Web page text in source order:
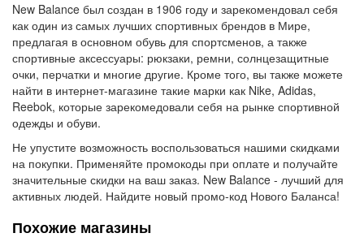
New Balance был создан в 1906 году и зарекомендовал себя
как один из самых лучших спортивных брендов в Мире,
предлагая в основном обувь для спортсменов, а также
спортивные аксессуары: рюкзаки, ремни, солнцезащитные
очки, перчатки и многие другие. Кроме того, вы также можете
найти в интернет-магазине такие марки как Nike, Adidas,
Reebok, которые зарекомедовали себя на рынке спортивной
одежды и обуви.
Не упустите возможность воспользоваться нашими скидками
на покупки. Применяйте промокоды при оплате и получайте
значительные скидки на ваш заказ. New Balance - лучший для
активных людей. Найдите новый промо-код Нового Баланса!
Похожие магазины